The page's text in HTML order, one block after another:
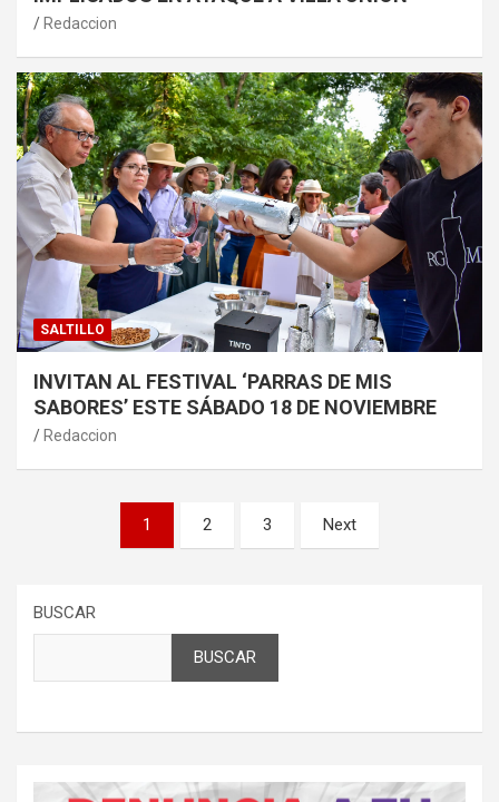
Redaccion
SALTILLO
INVITAN AL FESTIVAL ‘PARRAS DE MIS
SABORES’ ESTE SÁBADO 18 DE NOVIEMBRE
Redaccion
Paginación
1 2 3 Next
BUSCAR
BUSCAR